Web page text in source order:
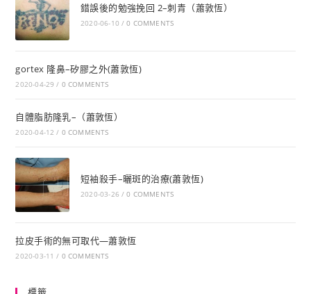
錯誤後的勉強挽回 2–刺青（蕭敦恆）
2020-06-10 / 0 COMMENTS
gortex 隆鼻–矽膠之外(蕭敦恆)
2020-04-29 / 0 COMMENTS
自體脂肪隆乳–（蕭敦恆）
2020-04-12 / 0 COMMENTS
短袖殺手–曬斑的治療(蕭敦恆)
2020-03-26 / 0 COMMENTS
拉皮手術的無可取代—蕭敦恆
2020-03-11 / 0 COMMENTS